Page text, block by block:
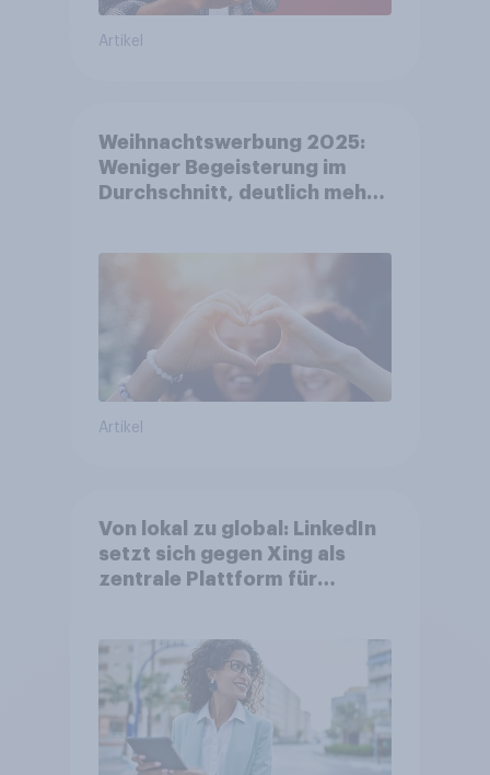
Artikel
Weihnachtswerbung 2025:
Weniger Begeisterung im
Durchschnitt, deutlich mehr
Artikel
Von lokal zu global: LinkedIn
setzt sich gegen Xing als
zentrale Plattform für